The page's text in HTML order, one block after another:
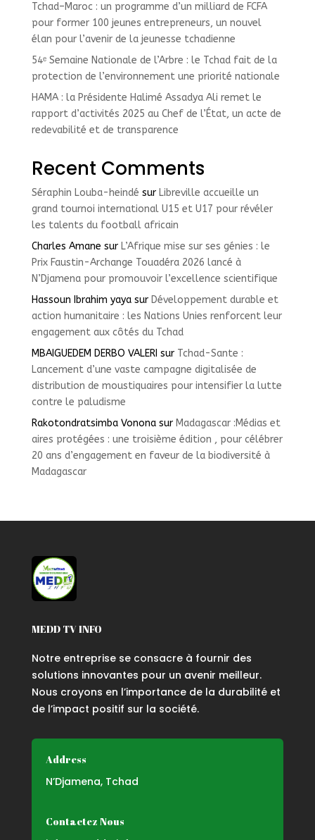
Tchad–Maroc : un programme d’un milliard de FCFA
pour former 100 jeunes entrepreneurs, un nouvel
élan pour l’avenir de la jeunesse tchadienne
54ᵉ Semaine Nationale de l’Arbre : le Tchad fait de la
protection de l’environnement une priorité nationale
HAMA : la Présidente Halimé Assadya Ali remet le
rapport d’activités 2025 au Chef de l’État, un acte de
redevabilité et de transparence
Recent Comments
Séraphin Louba-heindé sur Libreville accueille un
grand tournoi international U15 et U17 pour révéler
les talents du football africain
Charles Amane sur L’Afrique mise sur ses génies : le
Prix Faustin-Archange Touadéra 2026 lancé à
N’Djamena pour promouvoir l’excellence scientifique
Hassoun Ibrahim yayasur Développement durable et
action humanitaire : les Nations Unies renforcent leur
engagement aux côtés du Tchad
MBAIGUEDEM DERBO VALERI sur Tchad-Sante :
Lancement d’une vaste campagne digitalisée de
distribution de moustiquaires pour intensifier la lutte
contre le paludisme
Rakotondratsimba Vononasur Madagascar :Médias et
aires protégées : une troisième édition , pour célébrer
20 ans d’engagement en faveur de la biodiversité à
Madagascar
MEDD TV INFO
Notre entreprise se consacre à fournir des
solutions innovantes pour un avenir meilleur.
Nous croyons en l’importance de la durabilité et
de l’impact positif sur la société.
Address
N’Djamena, Tchad
Contactez Nous